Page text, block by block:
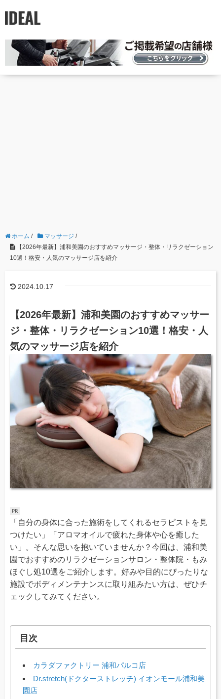
ホーム / マッサージ /
【2026年最新】浦和美園のおすすめマッサージ・整体・リラクゼーション
10選！格安・人気のマッサージ店を紹介
2024.10.17
【2026年最新】浦和美園のおすすめマッサー
ジ・整体・リラクゼーション10選！格安・人
気のマッサージ店を紹介
「自分の身体に合った施術をしてくれるセラピストを見
つけたい」「アロマオイルで疲れた身体や心を癒した
い」。そんな思いを抱いていませんか？今回は、浦和美
園でおすすめのリラクゼーションサロン・整体院・もみ
ほぐし処10選をご紹介します。好みや目的にぴったりな
施設でボディメンテナンスに取り組みたい方は、ぜひチ
ェックしてみてください。
目次
カラダファクトリー 浦和パルコ店
Dr.stretch(ドクターストレッチ) イオンモール浦和美
園店